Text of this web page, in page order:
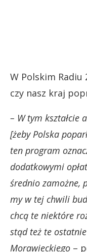
W Polskim
czy nasz kraj
– W tym kształcie
[żeby Polska
ten program
dodatkowymi
średnio zamożne,
my w tej chwili
chcą te niektóre
stąd też te
Morawieckiego –